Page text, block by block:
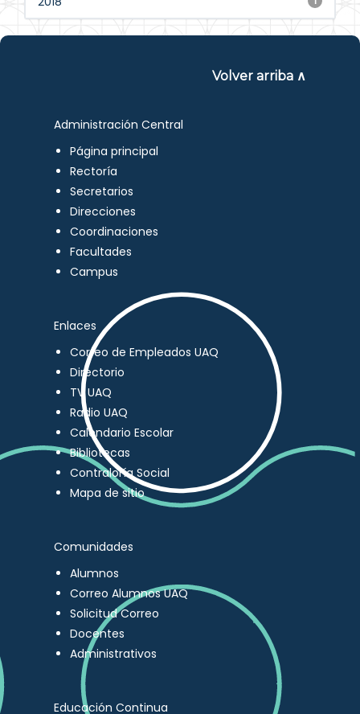
Volver arriba ∧
Administración Central
Página principal
Rectoría
Secretarios
Direcciones
Coordinaciones
Facultades
Campus
Enlaces
Correo de Empleados UAQ
Directorio
TV UAQ
Radio UAQ
Calendario Escolar
Bibliotecas
Contraloría Social
Mapa de sitio
Comunidades
Alumnos
Correo Alumnos UAQ
Solicitud Correo
Docentes
Administrativos
Educación Continua